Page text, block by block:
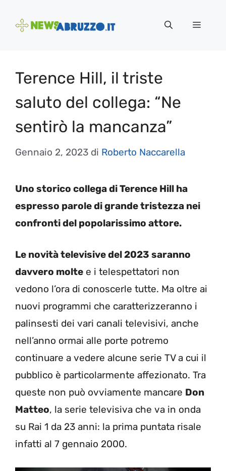
Menu
Terence Hill, il triste
saluto del collega: “Ne
sentirò la mancanza”
Gennaio 2, 2023 di Roberto Naccarella
Uno storico collega di Terence Hill ha
espresso parole di grande tristezza nei
confronti del popolarissimo attore.
Le novità televisive del 2023 saranno
davvero molte e i telespettatori non
vedono l’ora di conoscerle tutte. Ma oltre ai
nuovi programmi che caratterizzeranno i
palinsesti dei vari canali televisivi, anche
nell’anno ormai alle porte potremo
continuare a vedere alcune serie TV a cui il
pubblico è particolarmente affezionato. Tra
queste non può ovviamente mancare Don
Matteo, la serie televisiva che va in onda
su Rai 1 da 23 anni: la prima puntata risale
infatti al 7 gennaio 2000.